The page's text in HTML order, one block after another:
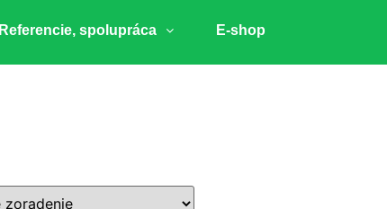
Referencie, spolupráca E-shop